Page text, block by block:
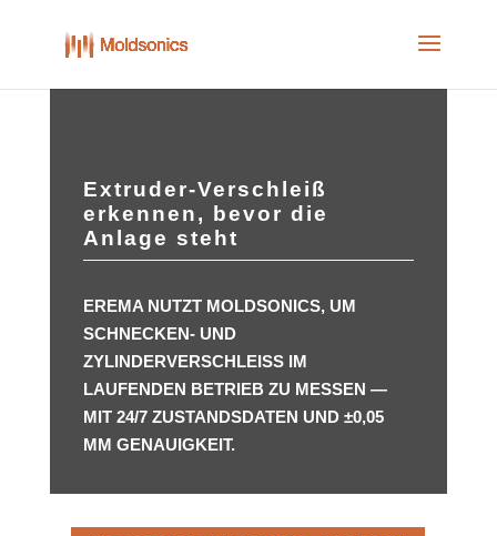
content
Extruder-Verschleiß
erkennen, bevor die
Anlage steht
EREMA NUTZT MOLDSONICS, UM
SCHNECKEN- UND
ZYLINDERVERSCHLEISS IM L
AUFENDEN BETRIEB ZU MESSEN — M
IT 24/7 ZUSTANDSDATEN UND ±0,05 M
M GENAUIGKEIT.